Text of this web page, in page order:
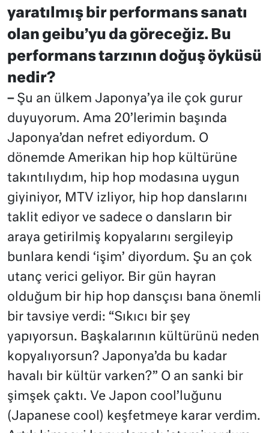
yaratılmış bir performans sanatı
olan geibu’yu da göreceğiz. Bu
performans tarzının doğuş öyküsü
nedir?
– Şu an ülkem Japonya’ya ile çok gurur
duyuyorum. Ama 20’lerimin başında
Japonya’dan nefret ediyordum. O
dönemde Amerikan hip hop kültürüne
takıntılıydım, hip hop modasına uygun
giyiniyor, MTV izliyor, hip hop danslarını
taklit ediyor ve sadece o dansların bir
araya getirilmiş kopyalarını sergileyip
bunlara kendi ‘işim’ diyordum. Şu an çok
utanç verici geliyor. Bir gün hayran
olduğum bir hip hop dansçısı bana önemli
bir tavsiye verdi: “Sıkıcı bir şey
yapıyorsun. Başkalarının kültürünü neden
kopyalıyorsun? Japonya’da bu kadar
havalı bir kültür varken?” O an sanki bir
şimşek çaktı. Ve Japon cool’luğunu
(Japanese cool) keşfetmeye karar verdim.